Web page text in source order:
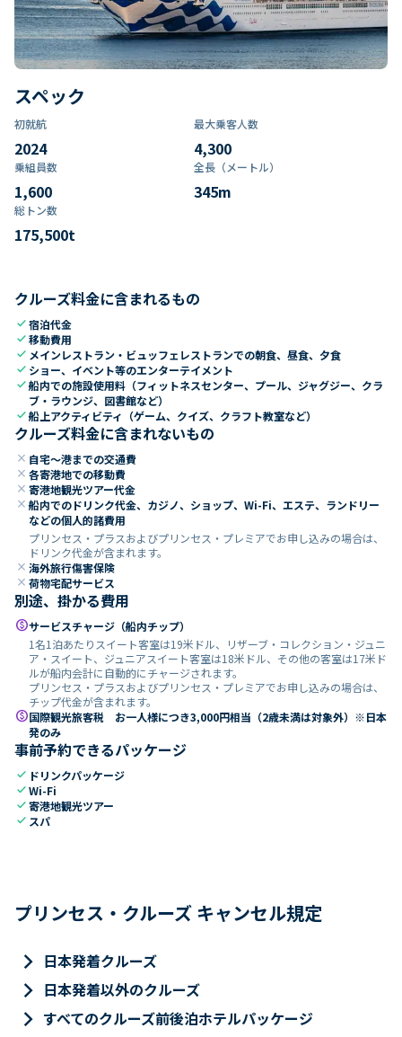
スペック
初就航
2024
最大乗客人数
4,300
乗組員数​
1,600
全長（メートル）
345m
総トン数​
175,500t
クルーズ料金に含まれるもの
check宿泊代金
check移動費用
check メインレストラン・ビュッフェレストランでの朝食、昼食、夕食
check ショー、イベント等のエンターテイメント
check船内での施設使用料（フィットネスセンター、プール、ジャグジー、クラ
ブ・ラウンジ、図書館など）
check船上アクティビティ（ゲーム、クイズ、クラフト教室など）
クルーズ料金に含まれないもの
close 自宅～港までの交通費
close 各寄港地での移動費
close 寄港地観光ツアー代金
close 船内でのドリンク代金、カジノ、ショップ、Wi-Fi、エステ、ランドリー
などの個人的諸費用
プリンセス・プラスおよびプリンセス・プレミアでお申し込みの場合は、
ドリンク代金が含まれます。
close 海外旅行傷害保険
close 荷物宅配サービス
別途、掛かる費用
paidサービスチャージ（船内チップ）
1名1泊あたりスイート客室は19米ドル、リザーブ・コレクション・ジュニ
ア・スイート、ジュニアスイート客室は18米ドル、その他の客室は17米ド
ルが船内会計に自動的にチャージされます。
プリンセス・プラスおよびプリンセス・プレミアでお申し込みの場合は、
チップ代金が含まれます。
paid国際観光旅客税 お一人様につき3,000円相当（2歳未満は対象外）※日本
発のみ
事前予約できるパッケージ
check ドリンクパッケージ
checkWi-Fi
check寄港地観光ツアー
check スパ
プリンセス・クルーズ キャンセル規定
keyboard_arrow_right 日本発着クルーズ
keyboard_arrow_right 日本発着以外のクルーズ
keyboard_arrow_right すべてのクルーズ前後泊ホテルパッケージ